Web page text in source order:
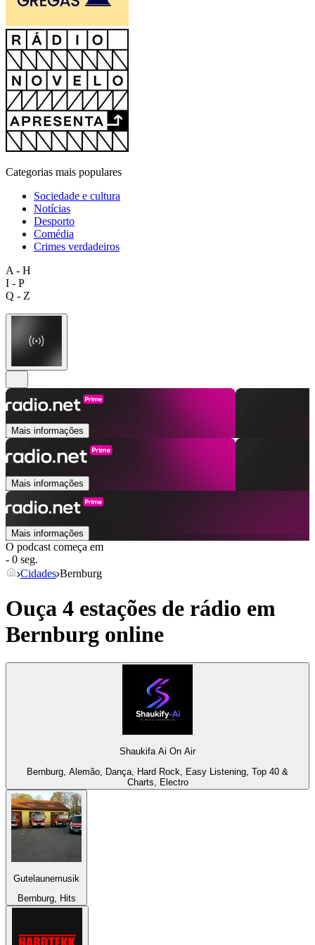
Categorias mais populares
Sociedade e cultura
Notícias
Desporto
Comédia
Crimes verdadeiros
A - H
I - P
Q - Z
Mais informações
Mais informações
Mais informações
O podcast começa em
- 0 seg.
Cidades Bernburg
Ouça 4 estações de rádio em
Bernburg online
Shaukifa Ai On Air
Bernburg, Alemão, Dança, Hard Rock, Easy Listening, Top 40 &
Charts, Electro
Gutelaunemusik
Bernburg, Hits